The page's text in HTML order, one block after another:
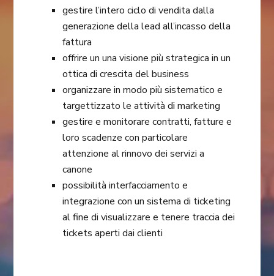
gestire l’intero ciclo di vendita dalla
generazione della lead all’incasso della
fattura
offrire un una visione più strategica in un
ottica di crescita del business
organizzare in modo più sistematico e
targettizzato le attività di marketing
gestire e monitorare contratti, fatture e
loro scadenze con particolare
attenzione al rinnovo dei servizi a
canone
possibilità interfacciamento e
integrazione con un sistema di ticketing
al fine di visualizzare e tenere traccia dei
tickets aperti dai clienti